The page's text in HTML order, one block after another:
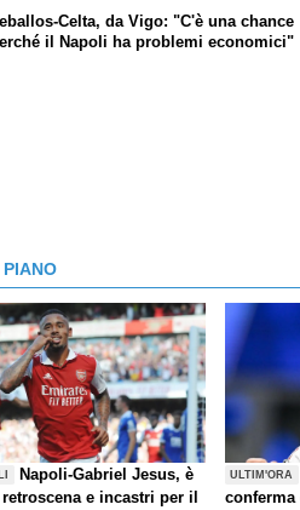
Celta, da Vigo: "C'è una chance
il Napoli ha problemi economici"
PIANO
Napoli-Gabriel Jesus, è
e incastri per il
ULTIM'ORA